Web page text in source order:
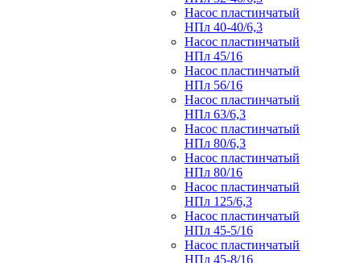
Насос пластинчатый
НПл 40-40/6,3
Насос пластинчатый
НПл 45/16
Насос пластинчатый
НПл 56/16
Насос пластинчатый
НПл 63/6,3
Насос пластинчатый
НПл 80/6,3
Насос пластинчатый
НПл 80/16
Насос пластинчатый
НПл 125/6,3
Насос пластинчатый
НПл 45-5/16
Насос пластинчатый
НПл 45-8/16